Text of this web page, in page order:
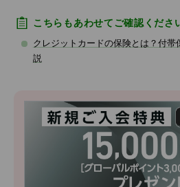
こちらもあわせてご確認くださ
クレジットカードの保険とは？付
説